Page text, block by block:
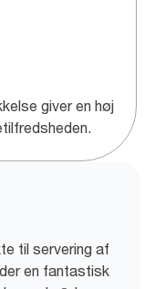
giver en høj
til servering af
en fantastisk